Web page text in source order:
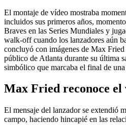
El montaje de vídeo mostraba
incluidos sus primeros años,
Braves en las Series Mundiales y
walk-off cuando los lanzadores aún
concluyó con imágenes de Max
público de Atlanta durante su última
simbólico que marcaba el final de una
Max Fried reconoce el
El mensaje del lanzador se extendió
campo, haciendo hincapié en las